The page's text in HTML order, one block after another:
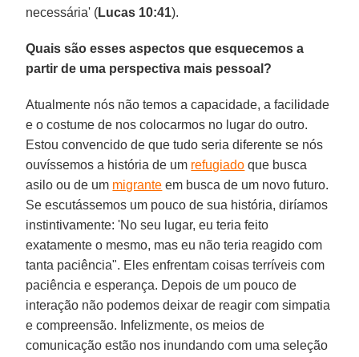
necessária' (Lucas 10:41).
Quais são esses aspectos que esquecemos a
partir de uma perspectiva mais pessoal?
Atualmente nós não temos a capacidade, a facilidade
e o costume de nos colocarmos no lugar do outro.
Estou convencido de que tudo seria diferente se nós
ouvíssemos a história de um refugiado que busca
asilo ou de um migrante em busca de um novo futuro.
Se escutássemos um pouco de sua história, diríamos
instintivamente: 'No seu lugar, eu teria feito
exatamente o mesmo, mas eu não teria reagido com
tanta paciência". Eles enfrentam coisas terríveis com
paciência e esperança. Depois de um pouco de
interação não podemos deixar de reagir com simpatia
e compreensão. Infelizmente, os meios de
comunicação estão nos inundando com uma seleção